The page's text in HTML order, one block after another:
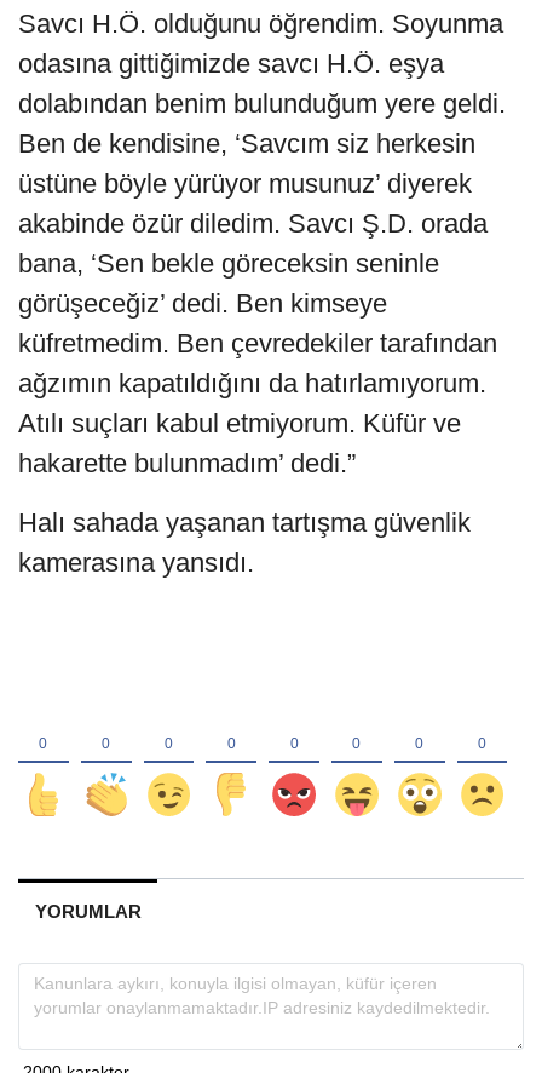
Savcı H.Ö. olduğunu öğrendim. Soyunma
odasına gittiğimizde savcı H.Ö. eşya
dolabından benim bulunduğum yere geldi.
Ben de kendisine, ‘Savcım siz herkesin
üstüne böyle yürüyor musunuz’ diyerek
akabinde özür diledim. Savcı Ş.D. orada
bana, ‘Sen bekle göreceksin seninle
görüşeceğiz’ dedi. Ben kimseye
küfretmedim. Ben çevredekiler tarafından
ağzımın kapatıldığını da hatırlamıyorum.
Atılı suçları kabul etmiyorum. Küfür ve
hakarette bulunmadım’ dedi.”
Halı sahada yaşanan tartışma güvenlik
kamerasına yansıdı.
YORUMLAR